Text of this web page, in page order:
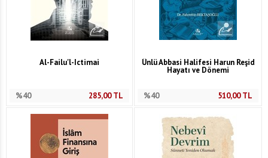
Al-Failu'l-Ictimai
%40 285,00TL
Ünlü Abbasi Halifesi Harun Reşid
Hayatı ve Dönemi
%40 510,00TL